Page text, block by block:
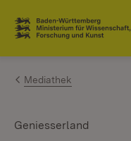
Zum Inhalt
Link zur Startseite
Mediathek
Geniesserland